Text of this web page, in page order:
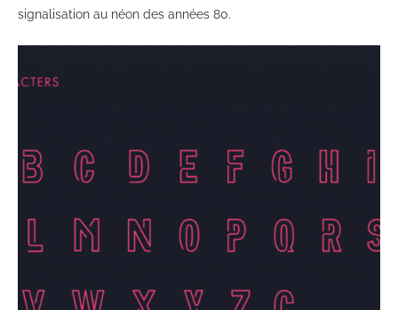
signalisation au néon des années 80.